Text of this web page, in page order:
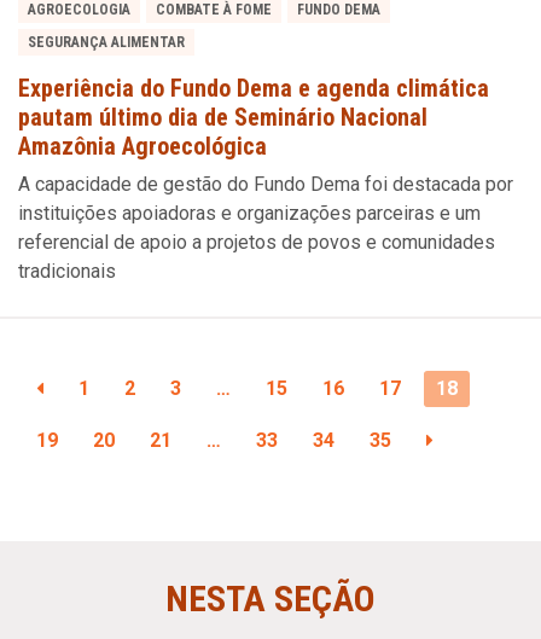
AGROECOLOGIA COMBATE À FOME
FUNDO DEMA
SEGURANÇA ALIMENTAR
Experiência do Fundo Dema e agenda climática
pautam último dia de Seminário Nacional
Amazônia Agroecológica
A capacidade de gestão do Fundo Dema foi destacada por
instituições apoiadoras e organizações parceiras e um
referencial de apoio a projetos de povos e comunidades
tradicionais
1 2 3 … 15 16 17 18
19 20 21 … 33 34 35
NESTA SEÇÃO